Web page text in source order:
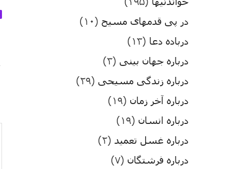
در پی قدمهای مسیح (۱۰)
درباده دعا (۱۳)
درباره جهان بینی (۳)
درباره زندگی مسیحی (۲۹)
درباره آخر زمان (۱۹)
درباره انسان (۱۹)
درباره غسل تعمید (۲)
درباره فرشتگان (۷)